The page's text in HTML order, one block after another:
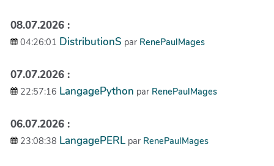
08.07.2026 :
04:26:01 DistributionS par RenePaulMages
07.07.2026 :
22:57:16 LangagePython par RenePaulMages
06.07.2026 :
23:08:38 LangagePERL par RenePaulMages